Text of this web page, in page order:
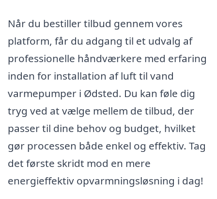
Når du bestiller tilbud gennem vores
platform, får du adgang til et udvalg af
professionelle håndværkere med erfaring
inden for installation af luft til vand
varmepumper i Ødsted. Du kan føle dig
tryg ved at vælge mellem de tilbud, der
passer til dine behov og budget, hvilket
gør processen både enkel og effektiv. Tag
det første skridt mod en mere
energieffektiv opvarmningsløsning i dag!